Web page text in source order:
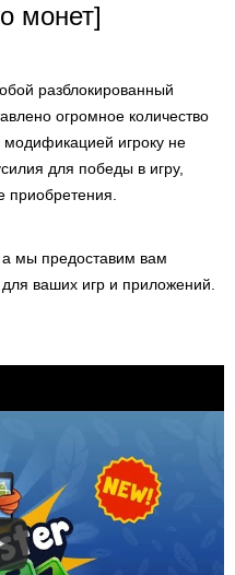
монет]
разблокированный
огромное количество
игроку не
для победы в игру,
приобретения.
мы предоставим вам
ваших игр и приложений.